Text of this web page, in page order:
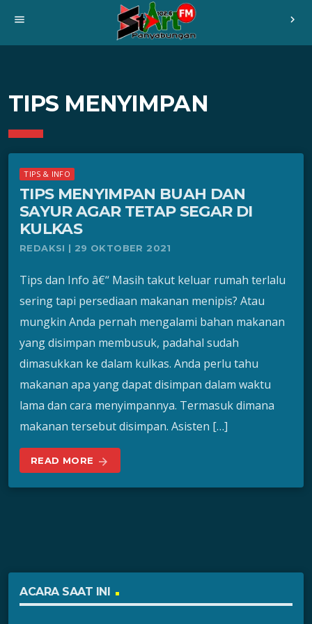
menu chevron_right
TIPS MENYIMPAN
TIPS & INFO
TIPS MENYIMPAN BUAH DAN
SAYUR AGAR TETAP SEGAR DI
KULKAS
REDAKSI | 29 OKTOBER 2021
Tips dan Info â€“ Masih takut keluar rumah terlalu
sering tapi persediaan makanan menipis? Atau
mungkin Anda pernah mengalami bahan makanan
yang disimpan membusuk, padahal sudah
dimasukkan ke dalam kulkas. Anda perlu tahu
makanan apa yang dapat disimpan dalam waktu
lama dan cara menyimpannya. Termasuk dimana
makanan tersebut disimpan. Asisten […]
READ MORE arrow_forward
ACARA SAAT INI